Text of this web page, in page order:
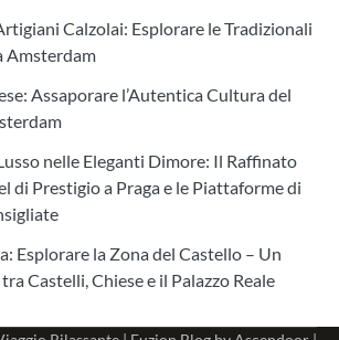
Calzolai: Esplorare le Tradizionali
Amsterdam
Assaporare l’Autentica Cultura del
nelle Eleganti Dimore: Il Raffinato
di Prestigio a Praga e le Piattaforme di
Esplorare la Zona del Castello – Un
Castelli, Chiese e il Palazzo Reale